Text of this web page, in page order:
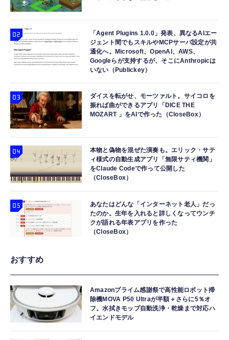
小型カメラ 隠しカメラ 4K画質 8-10時間録画
防犯カメラ OTG性能対応 256GB対応 180度
回転レンズ 単独録音 暗視機能 解像度設定
150°広角 動体検知 携帯便利 記録 会議 商談
日本語取扱付き
￥7,999
Apple Watch 45mm 44mm 一体型 バンド ケ
ース【Apple Watch SE3/9/8/7/SE2/SE/6/5/4
対応】 耐衝撃 PC TPU 二重構造 スポーツバ
ンド 落下 衝撃吸収 耐久性 傷防止 ラギッド・
アーマー・プロ 062CS25324 (ブラック)
￥2,999
寝ホン 睡眠用イヤホン 寝ながら 痛くない 超
軽量2.8g ASMR推薦 ワイヤレス
Bluetooth6.1 柔軟性高 安眠 仕事 ブルー
￥2,682
「Agent Plugins 1.0.0」発表、異なるAIエー
ジェント間でもスキルやMCPサーバ設定が共
通化へ。Microsoft、OpenAI、AWS、
Googleらが支持するが、そこにAnthropicは
いない（Publickey）
ダイスを転がせ、モーツァルト。サイコロを
振れば曲ができるアプリ「DICE THE
MOZART 」をAIで作った（CloseBox）
本物と偽物を混ぜた演奏も。エリック・サテ
ィ様式の自動生成アプリ「無限サティ機関」
をClaude Codeで作って公開した
（CloseBox）
あなたはどんな「インターネット老人」だっ
たのか。生年を入れると詳しくなってウンチ
クが語れる年表アプリを作った
（CloseBox）
おすすめ
Amazonプライム感謝祭で高性能ロボット掃
除機MOVA P50 Ultraが半額＋さらに5％オ
フ。水拭きモップ自動洗浄・乾燥まで対応ハ
イエンドモデル